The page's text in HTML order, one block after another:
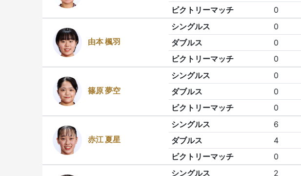
ビクトリーマッチ
0
由本 楓羽
シングルス 0
ダブルス
0
ビクトリーマッチ
0
篠原 夢空
シングルス 0
ダブルス
0
ビクトリーマッチ
0
赤江 夏星
シングルス 6
ダブルス
4
ビクトリーマッチ
0
シングルス 2